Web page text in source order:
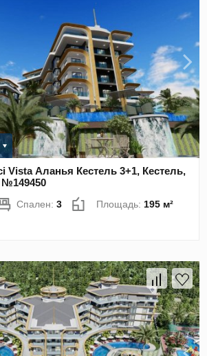
Vista Аланья Кестель 3+1, Кестель,
№149450
Спален:3 Площадь:195 м²